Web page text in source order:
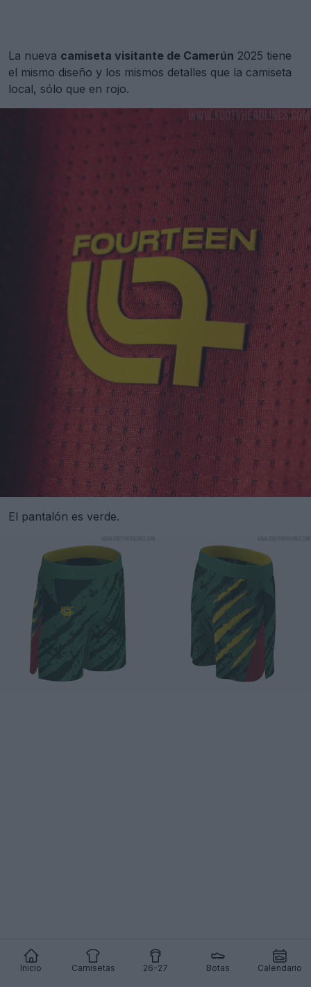
Inicio Camisetas 26-27 Botas Calendario
La nueva camiseta visitante de Camerún 2025 tiene
el mismo diseño y los mismos detalles que la camiseta
local, sólo que en rojo.
El pantalón es verde.